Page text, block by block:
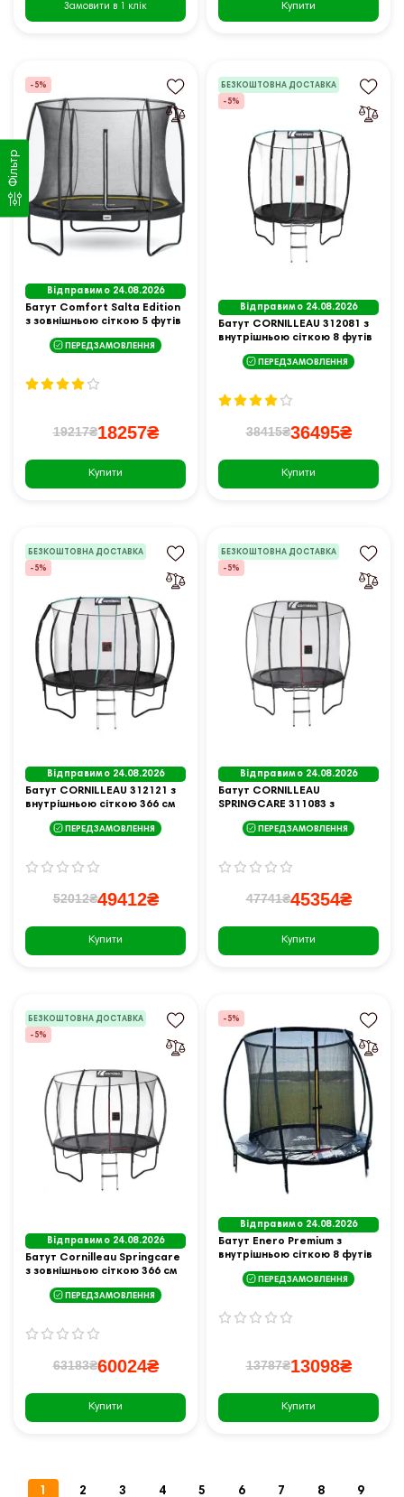
Фільтр
Замовити в 1 клік Купити
-5%
Відправимо 24.08.2026
Батут Comfort Salta Edition
з зовнішньою сіткою 5 футів
ПЕРЕДЗАМОВЛЕННЯ
19217₴18257₴
Купити
БЕЗКОШТОВНА ДОСТАВКА
-5%
Відправимо 24.08.2026
Батут CORNILLEAU 312081 з
внутрішньою сіткою 8 футів
ПЕРЕДЗАМОВЛЕННЯ
38415₴36495₴
Купити
БЕЗКОШТОВНА ДОСТАВКА
-5%
Відправимо 24.08.2026
Батут CORNILLEAU 312121 з
внутрішньою сіткою 366 см
ПЕРЕДЗАМОВЛЕННЯ
52012₴49412₴
Купити
БЕЗКОШТОВНА ДОСТАВКА
-5%
Відправимо 24.08.2026
Батут CORNILLEAU
SPRINGCARE 311083 з
чорний ПЕРЕДЗАМОВЛЕННЯ
47741₴45354₴
Купити
БЕЗКОШТОВНА ДОСТАВКА
-5%
Відправимо 24.08.2026
Батут Cornilleau Springcare
з зовнішньою сіткою 366 см
ПЕРЕДЗАМОВЛЕННЯ
63183₴60024₴
Купити
-5%
Відправимо 24.08.2026
Батут Enero Premium з
внутрішньою сіткою 8 футів
ПЕРЕДЗАМОВЛЕННЯ
13787₴13098₴
Купити
1 2 3 4 5 6 7 8 9